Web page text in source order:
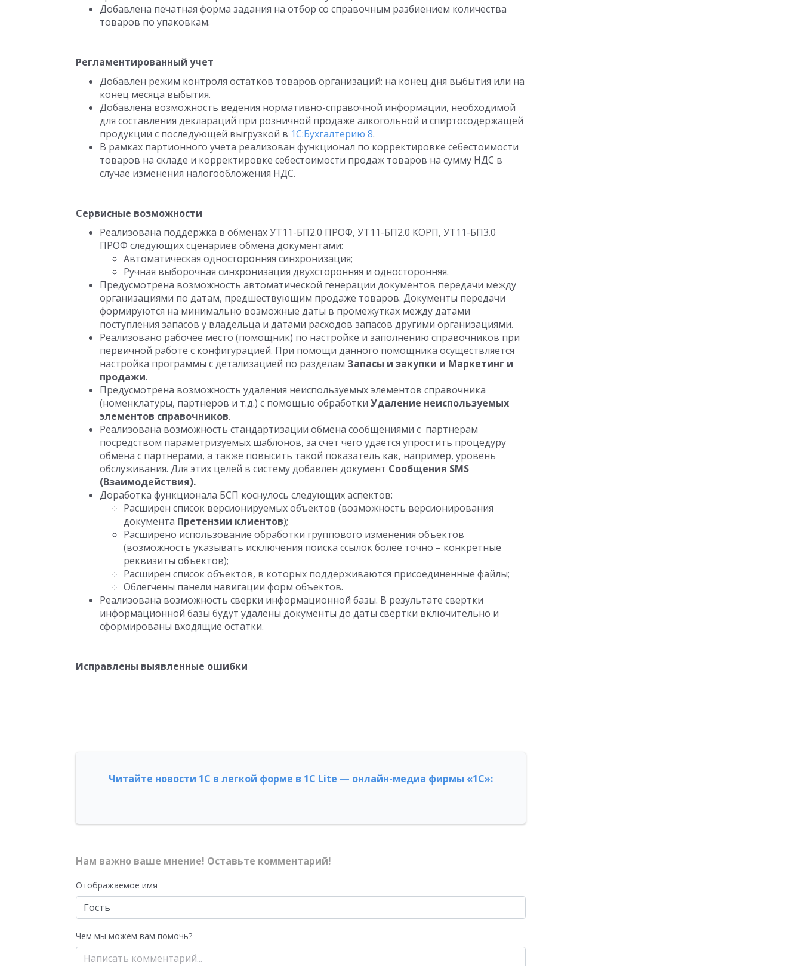
Добавлена печатная форма задания на отбор со справочным разбиением количества
товаров по упаковкам.
Регламентированный учет
Добавлен режим контроля остатков товаров организаций: на конец дня выбытия или на
конец месяца выбытия.
Добавлена возможность ведения нормативно-справочной информации, необходимой
для составления деклараций при розничной продаже алкогольной и спиртосодержащей
продукции с последующей выгрузкой в 1С:Бухгалтерию 8.
В рамках партионного учета реализован функционал по корректировке себестоимости
товаров на складе и корректировке себестоимости продаж товаров на сумму НДС в
случае изменения налогообложения НДС.
Сервисные возможности
Реализована поддержка в обменах УТ11-БП2.0 ПРОФ, УТ11-БП2.0 КОРП, УТ11-БП3.0
ПРОФ следующих сценариев обмена документами:
Автоматическая односторонняя синхронизация;
Ручная выборочная синхронизация двухсторонняя и односторонняя.
Предусмотрена возможность автоматической генерации документов передачи между
организациями по датам, предшествующим продаже товаров. Документы передачи
формируются на минимально возможные даты в промежутках между датами
поступления запасов у владельца и датами расходов запасов другими организациями.
Реализовано рабочее место (помощник) по настройке и заполнению справочников при
первичной работе с конфигурацией. При помощи данного помощника осуществляется
настройка программы с детализацией по разделам Запасы и закупки и Маркетинг и
продажи.
Предусмотрена возможность удаления неиспользуемых элементов справочника
(номенклатуры, партнеров и т.д.) с помощью обработки Удаление неиспользуемых
элементов справочников.
Реализована возможность стандартизации обмена сообщениями с партнерам
посредством параметризуемых шаблонов, за счет чего удается упростить процедуру
обмена с партнерами, а также повысить такой показатель как, например, уровень
обслуживания. Для этих целей в систему добавлен документ Сообщения SMS
(Взаимодействия).
Доработка функционала БСП коснулось следующих аспектов:
Расширен список версионируемых объектов (возможность версионирования
документа Претензии клиентов);
Расширено использование обработки группового изменения объектов
(возможность указывать исключения поиска ссылок более точно – конкретные
реквизиты объектов);
Расширен список объектов, в которых поддерживаются присоединенные файлы;
Облегчены панели навигации форм объектов.
Реализована возможность сверки информационной базы. В результате свертки
информационной базы будут удалены документы до даты свертки включительно и
сформированы входящие остатки.
Исправлены выявленные ошибки
Читайте новости 1С в легкой форме в 1С Lite — онлайн-медиа фирмы «1С»:
Нам важно ваше мнение! Оставьте комментарий!
Отображаемое имя
Чем мы можем вам помочь?